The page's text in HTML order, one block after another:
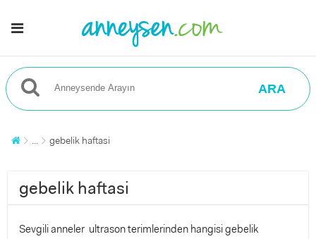
ARA
... gebelik haftasi
gebelik haftasi
Sevgili anneler ultrason terimlerinden hangisi gebelik